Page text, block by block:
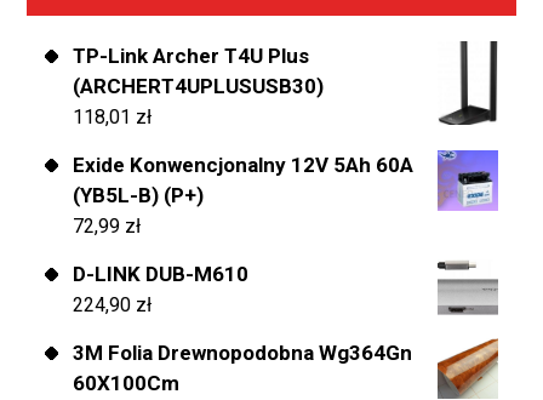
TP-Link Archer T4U Plus
(ARCHERT4UPLUSUSB30)
118,01 zł
Exide Konwencjonalny 12V 5Ah 60A
(YB5L-B) (P+)
72,99 zł
D-LINK DUB-M610
224,90 zł
3M Folia Drewnopodobna Wg364Gn
60X100Cm